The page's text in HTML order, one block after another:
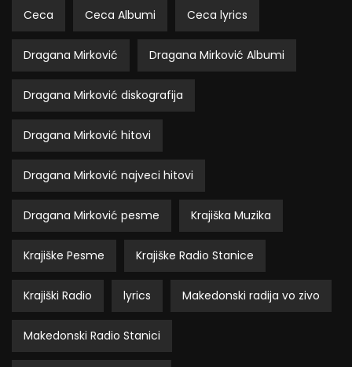
Ceca Ceca Albumi Ceca lyrics
Dragana Mirković Dragana Mirković Albumi
Dragana Mirković diskografija
Dragana Mirković hitovi
Dragana Mirković najveci hitovi
Dragana Mirković pesme Krajiška Muzika
Krajiške Pesme Krajiške Radio Stanice
Krajiški Radio lyrics Makedonski radija vo zivo
Makedonski Radio Stanici